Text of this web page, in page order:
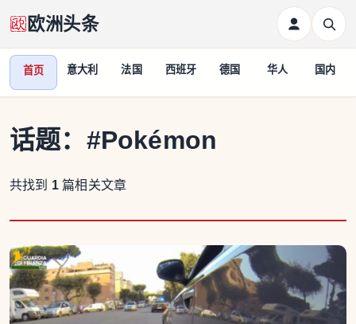
欧洲头条
首页 意大利 法国 西班牙 德国 华人 国内
话题： #Pokémon
共找到 1 篇相关文章